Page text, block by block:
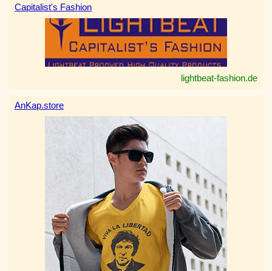
Capitalist's Fashion
lightbeat-fashion.de
AnKap.store